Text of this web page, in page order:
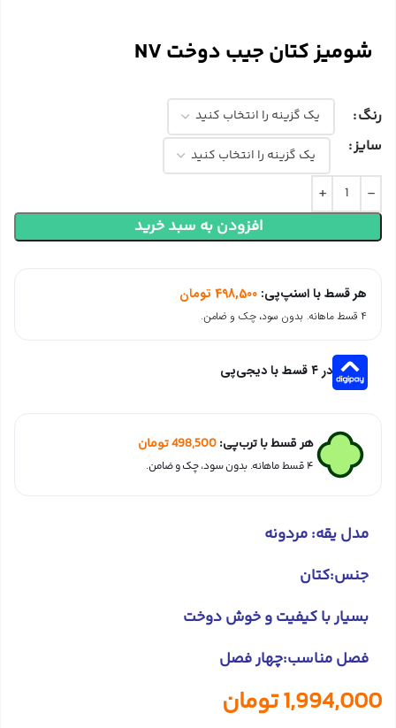
شومیز کتان جیب دوخت NV
رنگ
سایز
افزودن به سبد خرید
هر قسط با اسنپ‌پی: 498,500 تومان
۴ قسط ماهانه. بدون سود، چک و ضامن.
در ۴ قسط با دیجی‌پی
هر قسط با ترب‌پی:498,500تومان
۴ قسط ماهانه. بدون سود، چک و ضامن.
مدل یقه: مردونه
جنس:کتان
بسیار با کیفیت و خوش دوخت
فصل مناسب:چهار فصل
1,994,000تومان